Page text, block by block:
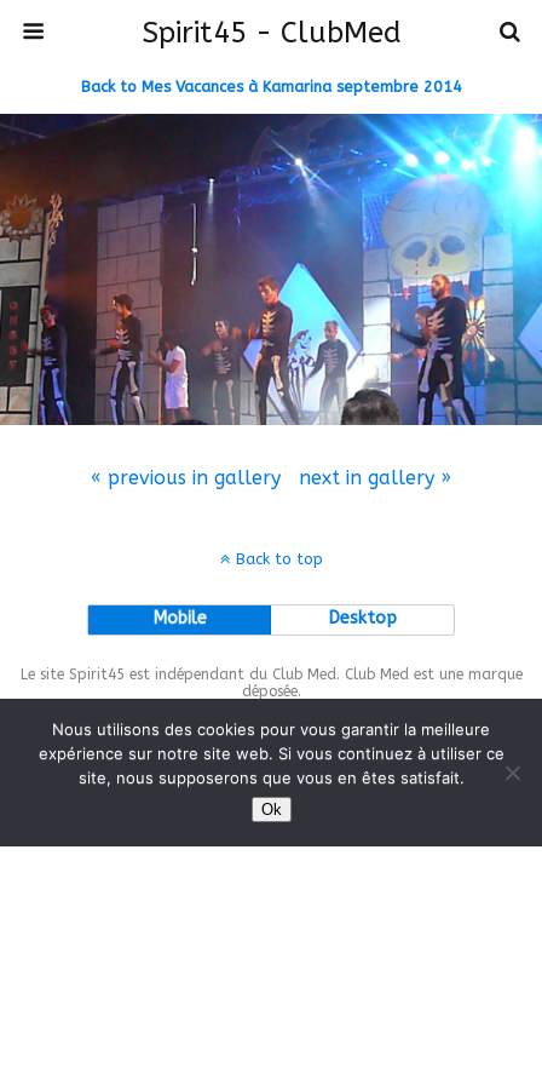
Spirit45 - ClubMed
Back to Mes Vacances à Kamarina septembre 2014
« previous in gallery next in gallery »
Back to top
Mobile Desktop
Le site Spirit45 est indépendant du Club Med. Club Med est une marque
déposée.
This site is protected bywp-copyrightpro.com
Nous utilisons des cookies pour vous garantir la meilleure
expérience sur notre site web. Si vous continuez à utiliser ce
site, nous supposerons que vous en êtes satisfait.
Ok